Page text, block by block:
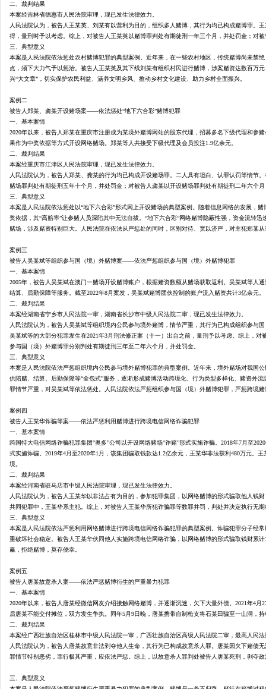
二、裁判结果
本案经吉林省德惠市人民法院审理，现已发生法律效力。
人民法院认为，被告人王某英、刘某有以营利为目的，组织多人赌博，其行为均已构成赌博罪
得，量刑时予以考虑。综上，对被告人王某英以赌博罪判处有期徒刑一年三个月，并处罚金；对
三、典型意义
本案是人民法院依法惩处农村赌博犯罪的典型案例。近年来，在一些农村地区，传统赌博尚未禁
点，须下大力气予以惩治。被告人王某英及其下线刘某有组织村民进行赌博，涉案赌资达数百万
兴“大文章”，切实保护农民利益、涵养文明乡风、推动乡村文化建设、助力乡村全面振兴。
案例二
被告人郑某、龚某开设赌场案——依法惩处“地下六合彩”赌博犯罪
一、基本案情
2020年以来，被告人郑某在重庆市注册成为某境外赌博网站的股东代理，招募多名下级代理和参
果作为中奖依据等方式开设网络赌场。郑某等人共接受下级代理及会员投注1.9亿余元。
二、裁判结果
本案经重庆市江津区人民法院审理，现已发生法律效力。
人民法院认为，被告人郑某、龚某的行为均已构成开设赌场罪。二人具有坦白、认罪认罚等情
赌场罪判处有期徒刑五年十个月，并处罚金；对被告人龚某以开设赌场罪判处有期徒刑二年六个
三、典型意义
本案是人民法院依法惩处以“地下六合彩”形式网上开设赌场的典型案例。随着信息网络的发展，
奖依据，其“高赔率”让参赌人员深陷其中无法自拔。“地下六合彩”网络赌博隐蔽性强，资金流转
赌场，涉及赌资特别巨大。人民法院在依法从严惩处的同时，区别对待、宽以济严，对主犯郑某
案例三
被告人吴某斌等组织参与国（境）外赌博案——依法严惩组织参与国（境）外赌博犯罪
一、基本案情
2005年，被告人吴某斌在澳门一赌场开设赌博账户，根据赌资数额从赌场获取返利。吴某斌等
结算、后勤保障等服务。截至2022年8月案发，吴某斌赌博团伙控制的账户流入赌资共计3亿余元。
二、裁判结果
本案经湖南省宁乡市人民法院一审，湖南省长沙市中级人民法院二审，现已发生法律效力。
人民法院认为，被告人吴某斌等组织境内公民参与境外赌博，情节严重，其行为已构成组织参
吴某斌等的大部分犯罪发生在2021年3月刑法修正案（十一）出台之前，量刑予以考虑。综上，
参与国（境）外赌博罪分别判处有期徒刑三年至二年六个月，并处罚金。
三、典型意义
本案是人民法院依法严惩组织境内公民参与境外赌博犯罪的典型案例。近年来，境外赌场对我国
供陪赌、结算、后勤保障等“全包式”服务，逐渐形成赌博活动跨境化、行为类型多样化、赌资外
罪情节严重，对吴某斌等依法惩处。人民法院依法严惩组织参与国（境）外赌博犯罪，严惩跨境
案例四
被告人王某华诈骗等案——依法严惩利用赌博进行跨境电信网络诈骗犯罪
一、基本案情
跨国特大电信网络诈骗犯罪集团“奥多”公司以开设网络赌场“诈赌”形式实施诈骗。2018年7月至
式实施诈骗。2019年4月至2020年1月，该集团骗取钱款达1.2亿余元，王某华非法获利480万元
境。
二、裁判结果
本案经河南省驻马店市中级人民法院审理，现已发生法律效力。
人民法院认为，被告人王某华以非法占有为目的，参加犯罪集团，以网络赌博的形式骗取他人
共同犯罪中，王某华系主犯。综上，对被告人王某华所犯诈骗罪等数罪并罚，判处并决定执行无
三、典型意义
本案是人民法院依法严惩利用网络赌博进行跨境电信网络诈骗犯罪的典型案例。诈骗犯罪分子经
重破坏社会稳定。被告人王某华伙同他人实施跨境电信网络诈骗，以网络赌博的形式骗取钱财累
赢，拒绝赌博，莫存侥幸。
案例五
被告人唐某故意杀人案——依法严惩赌博衍生的严重暴力犯罪
一、基本案情
2020年以来，被告人唐某经微信网友介绍接触网络赌博，并逐渐沉迷，欠下大量外债。2021年4
后唐某不能交付摊位，双方发生争执。同年5月9日晚，唐某携带自制枪支将石某田骗至一山洞，
二、裁判结果
本案经广西壮族自治区桂林市中级人民法院一审，广西壮族自治区高级人民法院二审，最高人民
人民法院认为，被告人唐某故意非法剥夺他人生命，其行为已构成故意杀人罪。唐某因欠下赌
罪情节特别恶劣，罪行极其严重，应依法严惩。综上，以故意杀人罪判处被告人唐某死刑，剥夺
三、典型意义